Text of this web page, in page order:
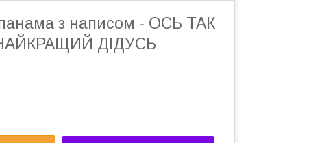
з написом - ОСЬ ТАК
ДІДУСЬ